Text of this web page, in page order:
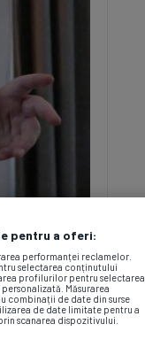
pentru a oferi:
performanței reclamelor.
selectarea conținutului
profilurilor pentru selectarea
Măsurarea
combinații de date din surse
de date limitate pentru a
scanarea dispozitivului.